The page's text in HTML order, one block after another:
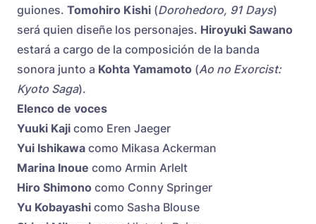
guiones. Tomohiro Kishi (Dorohedoro, 91 Days)
será quien diseñe los personajes. Hiroyuki Sawano
estará a cargo de la composición de la banda
sonora junto a Kohta Yamamoto (Ao no Exorcist:
Kyoto Saga).
Elenco de voces
Yuuki Kaji como Eren Jaeger
Yui Ishikawa como Mikasa Ackerman
Marina Inoue como Armin Arlelt
Hiro Shimono como Conny Springer
Yu Kobayashi como Sasha Blouse